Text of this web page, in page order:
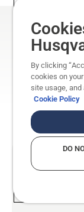
efektyvios
jūsų darbo
By clicking
cookies on
site usage,
Cookie Policy
DO